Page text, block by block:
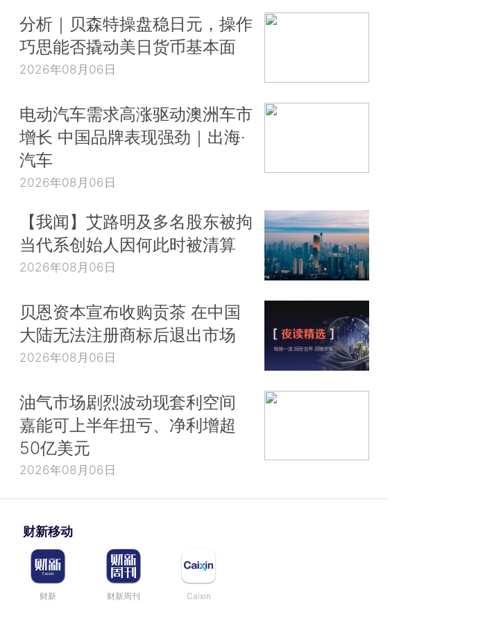
分析｜贝森特操盘稳日元，操作
巧思能否撬动美日货币基本面
2026年08月06日
电动汽车需求高涨驱动澳洲车市
增长 中国品牌表现强劲｜出海·
汽车
2026年08月06日
【我闻】艾路明及多名股东被拘
当代系创始人因何此时被清算
2026年08月06日
贝恩资本宣布收购贡茶 在中国
大陆无法注册商标后退出市场
2026年08月06日
油气市场剧烈波动现套利空间
嘉能可上半年扭亏、净利增超
50亿美元
2026年08月06日
财新移动
财新 财新周刊 Caixin